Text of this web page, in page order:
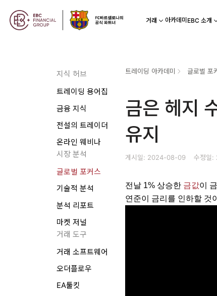
거래 아카데미 EBC 소개
지식 허브
트레이딩 용어집
금융 지식
전설의 트레이더
온라인 웨비나
시장 분석
글로벌 포커스
기술적 분석
분석 리포트
마켓 저널
거래 도구
거래 소프트웨어
오더플로우
EA툴킷
트레이딩 아카데미 글로벌 포
금은 헤지
유지
게시일: 2024-08-09 수정일
전날 1% 상승한 금값이
연준이 금리를 인하할 것